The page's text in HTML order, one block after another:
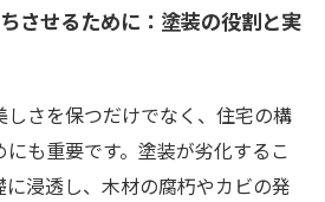
させるために：塗装の役割と実
さを保つだけでなく、住宅の構
も重要です。塗装が劣化するこ
に浸透し、木材の腐朽やカビの発